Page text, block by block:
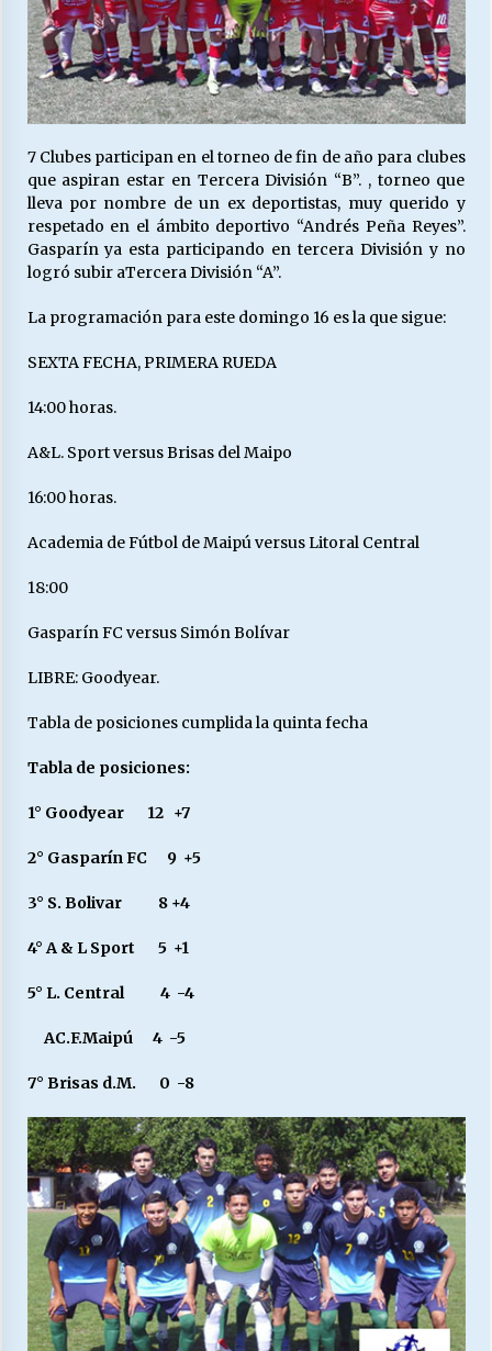
S.O.S. a los ricos, Save Our Souls (Salvar
Nuestras Almas)
30/04/2026
18/04/2026
Chile y sus segmentos de la riqueza
06/04/2026
7 Clubes participan en el torneo de fin de año para clubes
que aspiran estar en Tercera División “B”. , torneo que
lleva por nombre de un ex deportistas, muy querido y
respetado en el ámbito deportivo “Andrés Peña Reyes”.
Gasparín ya esta participando en tercera División y no
logró subir aTercera División “A”.
La programación para este domingo 16 es la que sigue:
SEXTA FECHA, PRIMERA RUEDA
14:00 horas.
A&L. Sport versus Brisas del Maipo
16:00 horas.
Academia de Fútbol de Maipú versus Litoral Central
18:00
Gasparín FC versus Simón Bolívar
LIBRE: Goodyear.
Tabla de posiciones cumplida la quinta fecha
Tabla de posiciones:
1° Goodyear 12 +7
2° Gasparín FC 9 +5
3° S. Bolivar 8 +4
4° A & L Sport 5 +1
5° L. Central 4 -4
AC.F.Maipú 4 -5
7° Brisas d.M. 0 -8